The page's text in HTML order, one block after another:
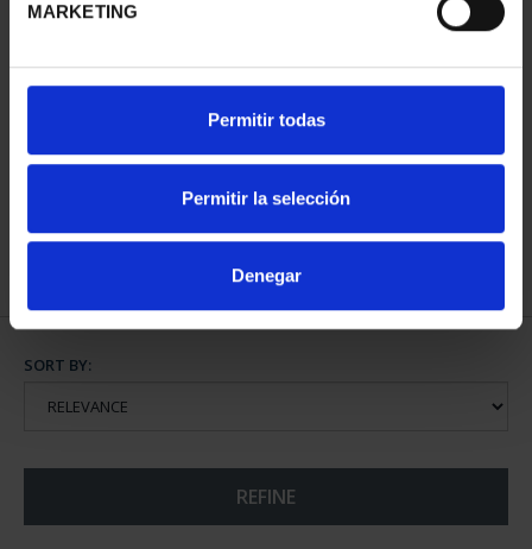
MARKETING
Permitir todas
Permitir la selección
Denegar
FIFA WORLD CUP 2026
€73.00
FIFA WORLD CUP 2026 -
€145.00
SORT BY:
REFINE